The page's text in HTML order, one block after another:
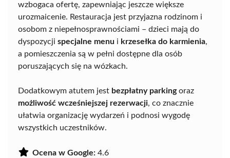
wzbogaca ofertę, zapewniając jeszcze większe
urozmaicenie. Restauracja jest przyjazna rodzinom i
osobom z niepełnosprawnościami – dzieci mają do
dyspozycji specjalne menu i krzesełka do karmienia,
a pomieszczenia są w pełni dostępne dla osób
poruszających się na wózkach.
Dodatkowym atutem jest bezpłatny parkingoraz
możliwość wcześniejszej rezerwacji, co znacznie
ułatwia organizację wydarzeń i podnosi wygodę
wszystkich uczestników.
Ocena w Google: 4.6